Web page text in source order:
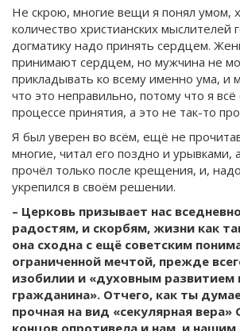
Не скрою, многие вещи я понял умом,
количество христианских мыслителей
догматику надо принять сердцем.
принимают сердцем, но мужчина не
прикладывать ко всему именно ума, и
что это неправильно, потому что я
процессе принятия, а это не так-то
Я был уверен во всём, ещё не
многие, читал его поздно и
прочёл только после крещения, и,
укрепился в своём решении.
– Церковь призывает нас
радостям, и скорбям, жизни как
она сходна с ещё советским
ограниченной мечтой, прежде
изобилии и «духовным развитием
гражданина». Отчего, как ты
прочная на вид «секулярная вера»
концов опротивела и нам, и